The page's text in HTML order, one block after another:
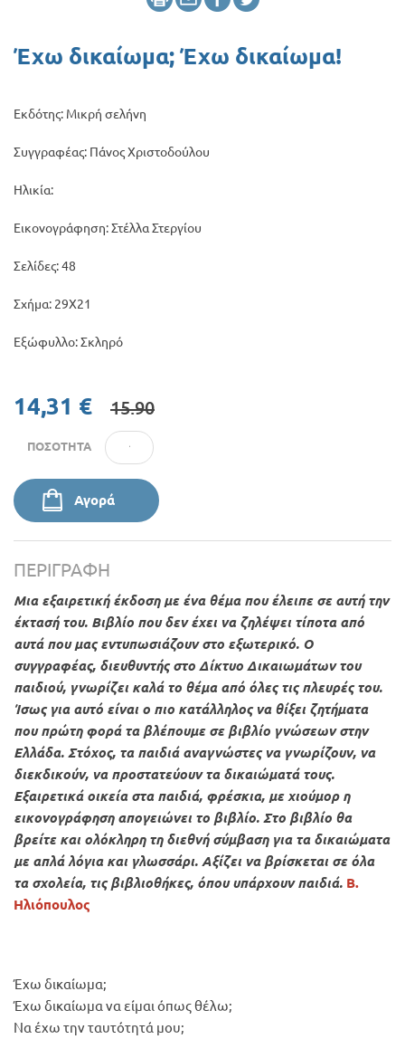
Έχω δικαίωμα; Έχω δικαίωμα!
Εκδότης: Μικρή σελήνη
Συγγραφέας: Πάνος Χριστοδούλου
Ηλικία:
Εικονογράφηση: Στέλλα Στεργίου
Σελίδες: 48
Σχήμα: 29Χ21
Εξώφυλλο: Σκληρό
14,31 € 15.90
ΠΟΣΌΤΗΤΑ
Αγορά
ΠΕΡΙΓΡΑΦΉ
Μια εξαιρετική έκδοση με ένα θέμα που έλειπε σε αυτή την
έκτασή του. Βιβλίο που δεν έχει να ζηλέψει τίποτα από
αυτά που μας εντυπωσιάζουν στο εξωτερικό. Ο
συγγραφέας, διευθυντής στο Δίκτυο Δικαιωμάτων του
παιδιού, γνωρίζει καλά το θέμα από όλες τις πλευρές του.
Ίσως για αυτό είναι ο πιο κατάλληλος να θίξει ζητήματα
που πρώτη φορά τα βλέπουμε σε βιβλίο γνώσεων στην
Ελλάδα. Στόχος, τα παιδιά αναγνώστες να γνωρίζουν, να
διεκδικούν, να προστατεύουν τα δικαιώματά τους.
Εξαιρετικά οικεία στα παιδιά, φρέσκια, με χιούμορ η
εικονογράφηση απογειώνει το βιβλίο. Στο βιβλίο θα
βρείτε και ολόκληρη τη διεθνή σύμβαση για τα δικαιώματα
με απλά λόγια και γλωσσάρι. Αξίζει να βρίσκεται σε όλα
τα σχολεία, τις βιβλιοθήκες, όπου υπάρχουν παιδιά. Β.
Ηλιόπουλος
Έχω δικαίωμα;
Έχω δικαίωμα να είμαι όπως θέλω;
Να έχω την ταυτότητά μου;